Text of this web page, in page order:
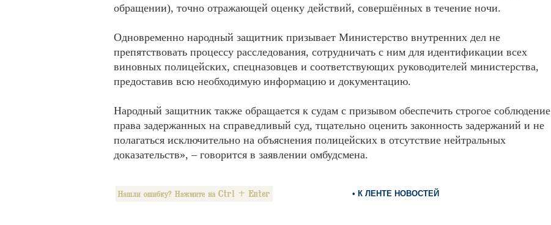
обращении), точно отражающей оценку действий, совершённых в течение ночи.
Одновременно народный защитник призывает Министерство внутренних дел не
препятствовать процессу расследования, сотрудничать с ним для идентификации всех
виновных полицейских, спецназовцев и соответствующих руководителей министерства,
предоставив всю необходимую информацию и документацию.
Народный защитник также обращается к судам с призывом обеспечить строгое соблюдение
права задержанных на справедливый суд, тщательно оценить законность задержаний и не
полагаться исключительно на объяснения полицейских в отсутствие нейтральных
доказательств», – говорится в заявлении омбудсмена.
• К ЛЕНТЕ НОВОСТЕЙ